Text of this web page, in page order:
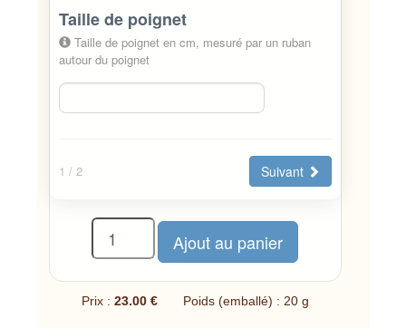
Taille de poignet
Taille de poignet en cm, mesuré par un ruban
autour du poignet
1 / 2 Suivant
Prix : 23.00 € Poids (emballé) : 20 g